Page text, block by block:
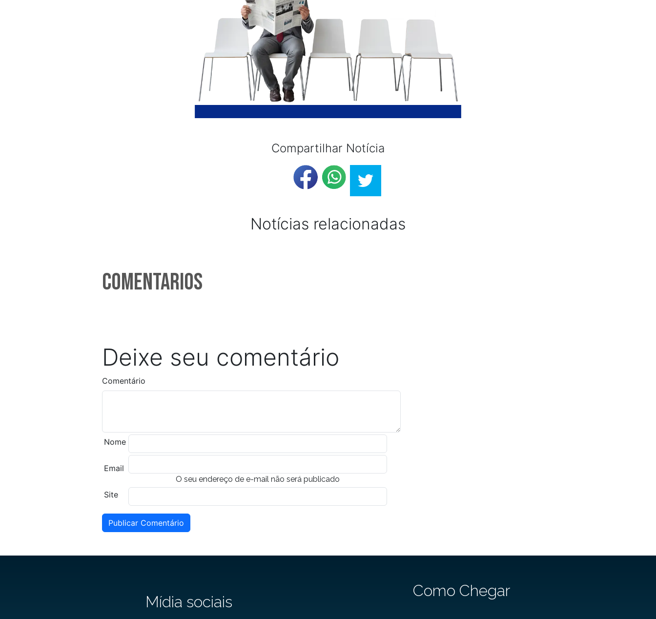
Compartilhar Notícia
Notícias relacionadas
Comentarios
Deixe seu comentário
Comentário
Nome
Email
O seu endereço de e-mail não será publicado
Site
Publicar Comentário
Mídia sociais
Como Chegar